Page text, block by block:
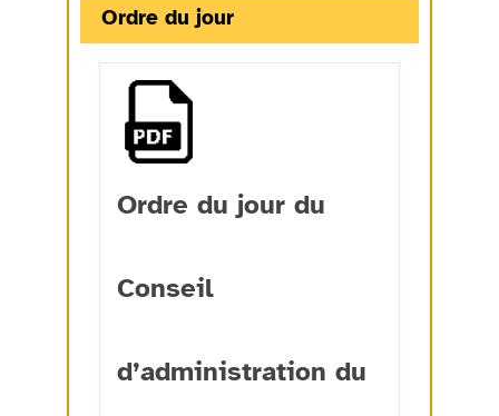
Ordre du jour
Ordre du jour du
Conseil
d’administration du